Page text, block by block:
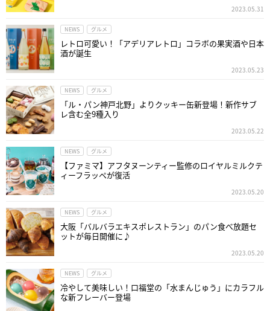
2023.05.31
NEWS グルメ
レトロ可愛い！「アデリアレトロ」コラボの果実酒や日本
酒が誕生
2023.05.23
NEWS グルメ
「ル・パン神戸北野」よりクッキー缶新登場！新作サブ
レ含む全9種入り
2023.05.22
NEWS グルメ
【ファミマ】アフタヌーンティー監修のロイヤルミルクテ
ィーフラッペが復活
2023.05.20
NEWS グルメ
大阪「バルバラエキスポレストラン」のパン食べ放題セ
ットが毎日開催に♪
2023.05.20
NEWS グルメ
冷やして美味しい！口福堂の「水まんじゅう」にカラフル
な新フレーバー登場